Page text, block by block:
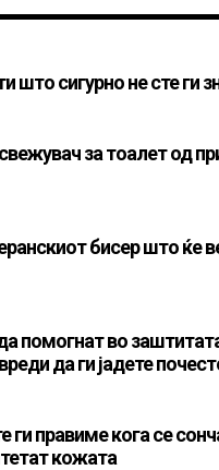
што сигурно не сте ги
за тоалет од
бисер што ќе
помогнат во
да ги јадете
ги правиме кога се
кожата